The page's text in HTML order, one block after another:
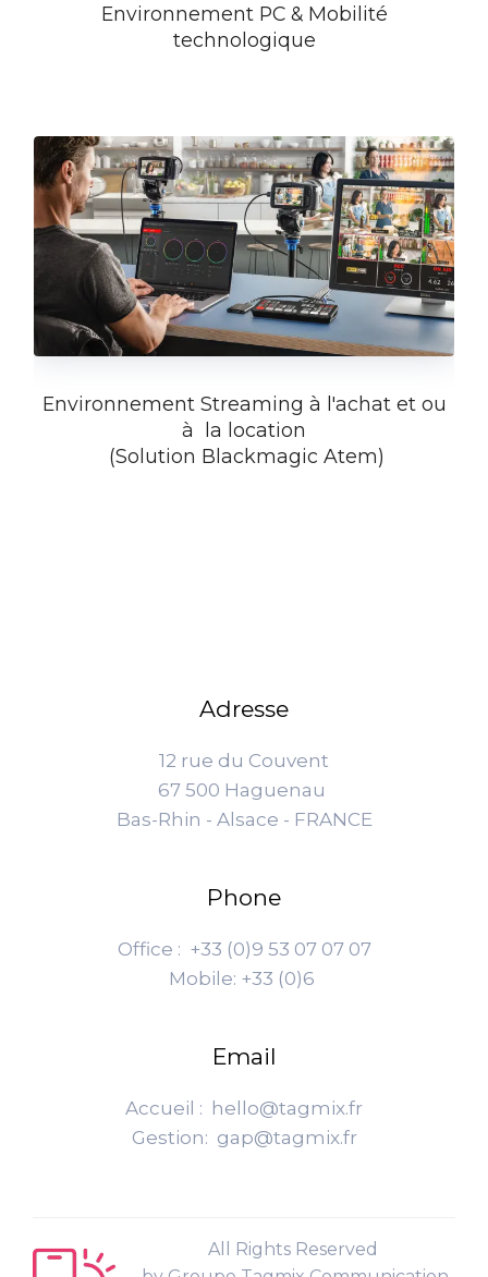
Environnement PC & Mobilité
technologique
Environnement Streaming à l'achat et ou
à la location
(Solution Blackmagic Atem)
Adresse
12 rue du Couvent
67 500 Haguenau
Bas-Rhin - Alsace - FRANCE
Phone
Office : +33 (0)9 53 07 07 07
Mobile: +33 (0)6
Email
Accueil : hello@tagmix.fr
Gestion: gap@tagmix.fr
All Rights Reserved